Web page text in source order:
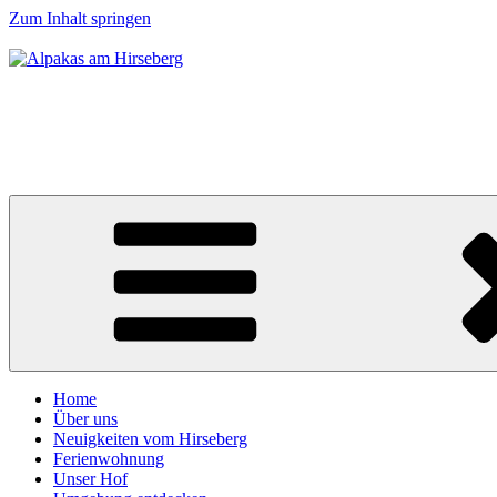
Zum Inhalt springen
Home
Über uns
Neuigkeiten vom Hirseberg
Ferienwohnung
Unser Hof